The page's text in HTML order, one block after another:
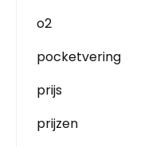
o2
pocketvering
prijs
prijzen